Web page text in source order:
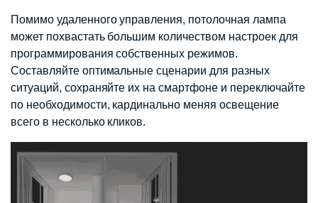
Помимо удаленного управления, потолочная лампа
может похвастать большим количеством настроек для
программирования собственных режимов.
Составляйте оптимальные сценарии для разных
ситуаций, сохраняйте их на смартфоне и переключайте
по необходимости, кардинально меняя освещение
всего в несколько кликов.